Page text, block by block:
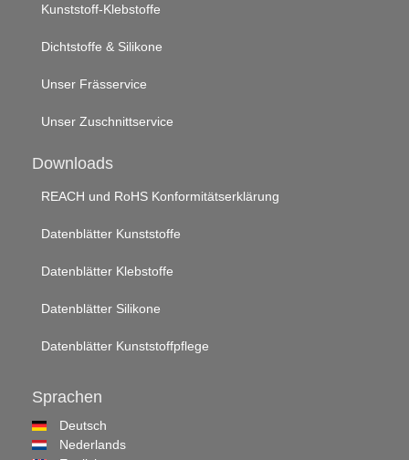
Kunststoff-Klebstoffe
Dichtstoffe & Silikone
Unser Frässervice
Unser Zuschnittservice
Downloads
REACH und RoHS Konformitätserklärung
Datenblätter Kunststoffe
Datenblätter Klebstoffe
Datenblätter Silikone
Datenblätter Kunststoffpflege
Sprachen
Deutsch
Nederlands